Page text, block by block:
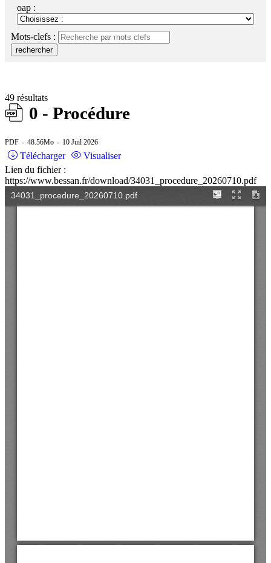
oap :
Mots-clefs :
rechercher
49 résultats
0 - Procédure
PDF 48.56Mo 10 Juil 2026
Télécharger
Visualiser
Lien du fichier :
https://www.bessan.fr/download/34031_procedure_20260710.pdf